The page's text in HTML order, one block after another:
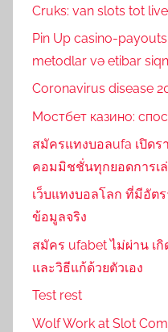
Cruks: van slots tot
Pin Up casino-
metodlar və etibar
Coronavirus disease
Мостбет казино:
สมัครแทงบอลufa เปิด
คอมมิชชั่นทุกยอดการเ
เว็บแทงบอลโลก ที่มีอัต
ข้อมูลจริง
สมัคร ufabet ไม่ผ่าน เ
และวิธีแก้ด้วยตัวเอง
Test rest
Wolf Work at Slot